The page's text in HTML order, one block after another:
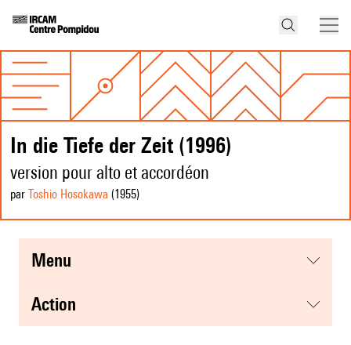
In die Tiefe der Zeit (1996)
version pour alto et accordéon
par Toshio Hosokawa (1955)
menu
action